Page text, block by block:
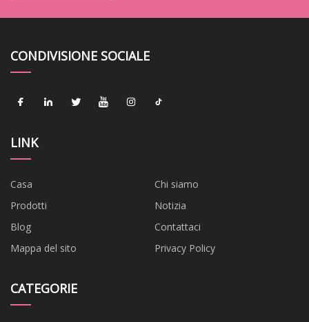
CONDIVISIONE SOCIALE
LINK
Casa
Chi siamo
Prodotti
Notizia
Blog
Contattaci
Mappa del sito
Privacy Policy
CATEGORIE